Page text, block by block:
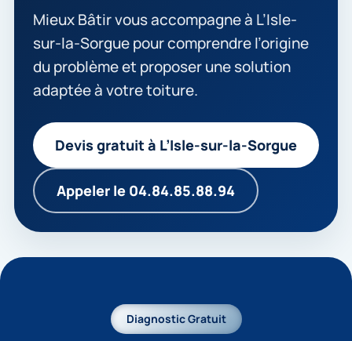
Mieux Bâtir vous accompagne à L’Isle-
sur-la-Sorgue pour comprendre l’origine
du problème et proposer une solution
adaptée à votre toiture.
Devis gratuit à L’Isle-sur-la-Sorgue
Appeler le 04.84.85.88.94
Diagnostic Gratuit